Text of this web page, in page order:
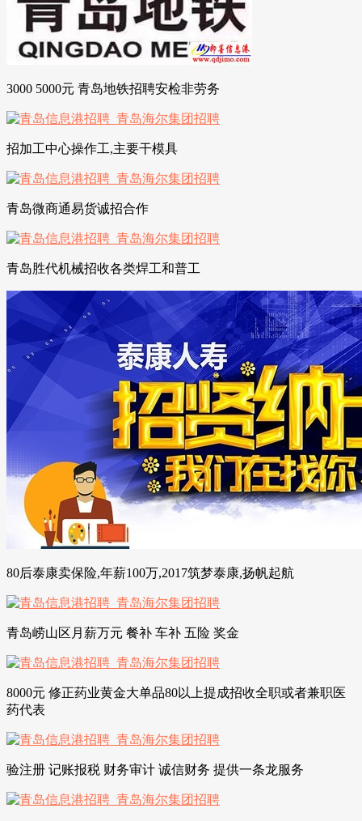
3000 5000元 青岛地铁招聘安检非劳务
招加工中心操作工,主要干模具
青岛微商通易货诚招合作
青岛胜代机械招收各类焊工和普工
80后泰康卖保险,年薪100万,2017筑梦泰康,扬帆起航
青岛崂山区月薪万元 餐补 车补 五险 奖金
8000元 修正药业黄金大单品80以上提成招收全职或者兼职医
药代表
验注册 记账报税 财务审计 诚信财务 提供一条龙服务